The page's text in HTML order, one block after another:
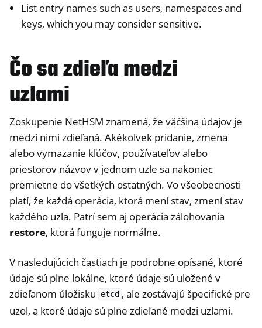
List entry names such as users, namespaces and
keys, which you may consider sensitive.
Čo sa zdieľa medzi
uzlami
Zoskupenie NetHSM znamená, že väčšina údajov je
medzi nimi zdieľaná. Akékoľvek pridanie, zmena
alebo vymazanie kľúčov, používateľov alebo
priestorov názvov v jednom uzle sa nakoniec
premietne do všetkých ostatných. Vo všeobecnosti
platí, že každá operácia, ktorá mení stav, zmení stav
každého uzla. Patrí sem aj operácia zálohovania
restore, ktorá funguje normálne.
V nasledujúcich častiach je podrobne opísané, ktoré
údaje sú plne lokálne, ktoré údaje sú uložené v
zdieľanom úložisku
etcd , ale zostávajú špecifické pre
uzol, a ktoré údaje sú plne zdieľané medzi uzlami.